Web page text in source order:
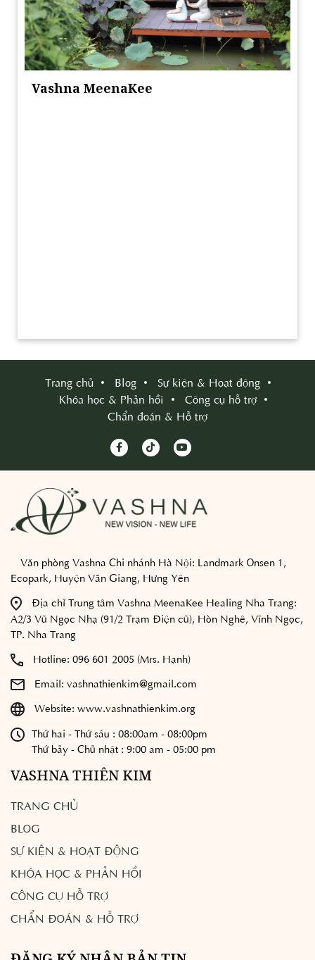
Vashna MeenaKee
Trang chủ Blog
Sự kiện & Hoạt động
Khóa học & Phản hồi
Công cụ hỗ trợ
Chẩn đoán & Hỗ trợ
Văn phòng Vashna Chi nhánh Hà Nội: Landmark Onsen 1,
Ecopark, Huyện Văn Giang, Hưng Yên
Địa chỉ Trung tâm Vashna MeenaKee Healing Nha Trang:
A2/3 Vũ Ngọc Nhạ (91/2 Trạm Điện cũ), Hòn Nghê, Vĩnh Ngọc,
TP. Nha Trang
Hotline: 096 601 2005 (Mrs. Hạnh)
Email: vashnathienkim@gmail.com
Website: www.vashnathienkim.org
Thứ hai - Thứ sáu : 08:00am - 08:00pm
Thứ bảy - Chủ nhật : 9:00 am - 05:00 pm
VASHNA THIÊN KIM
TRANG CHỦ
BLOG
SỰ KIỆN & HOẠT ĐỘNG
KHÓA HỌC & PHẢN HỒI
CÔNG CỤ HỖ TRỢ
CHẨN ĐOÁN & HỖ TRỢ